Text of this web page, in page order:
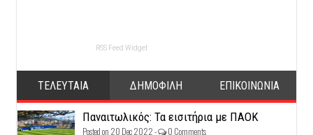
RSS Feed Widget
ΤΕΛΕΥΤΑΙΑ ΔΗΜΟΦΙΛΗ ΕΠΙΚΟΙΝΩΝΙΑ
Παναιτωλικός: Τα εισιτήρια με ΠΑΟΚ
Posted on 20 Dec 2022 - 0 Comments